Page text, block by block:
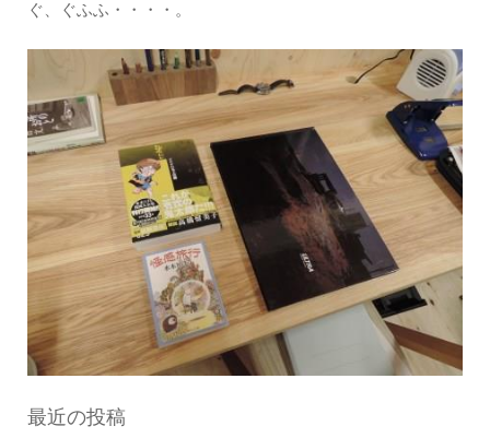
ぐ、ぐふふ・・・・。
最近の投稿